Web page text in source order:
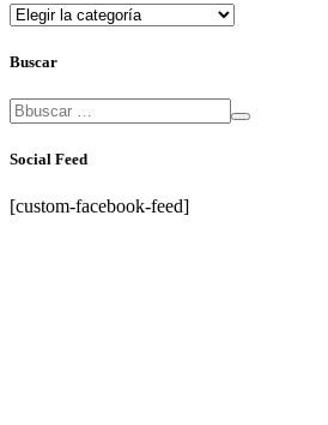
Categorias
Buscar
Social Feed
[custom-facebook-feed]